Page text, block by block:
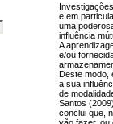
e em
uma
influência
A
e/ou
Deste modo,
a sua
de
Santos
conclui que,